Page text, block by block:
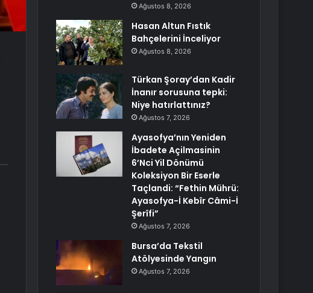
Ağustos 8, 2026
Hasan Altun Fıstık
Bahçelerini İnceliyor
Ağustos 8, 2026
Türkan Şoray’dan Kadir
İnanır sorusuna tepki:
Niye hatırlattınız?
Ağustos 7, 2026
Ayasofya’nın Yeniden
İbadete Açilmasinin
6’Nci Yil Dönümü
Koleksiyon Bir Eserle
Taçlandi: “Fethin Mührü:
Ayasofya-İ Kebîr Câmi-İ
Şerîfi”
Ağustos 7, 2026
Bursa’da Tekstil
Atölyesinde Yangın
Ağustos 7, 2026